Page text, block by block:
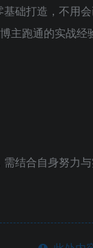
础打造，不用
跑通的实战
结合自身努力